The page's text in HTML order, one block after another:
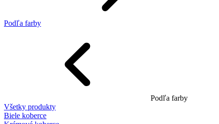
Podľa farby
Podľa farby
Všetky produkty
Biele koberce